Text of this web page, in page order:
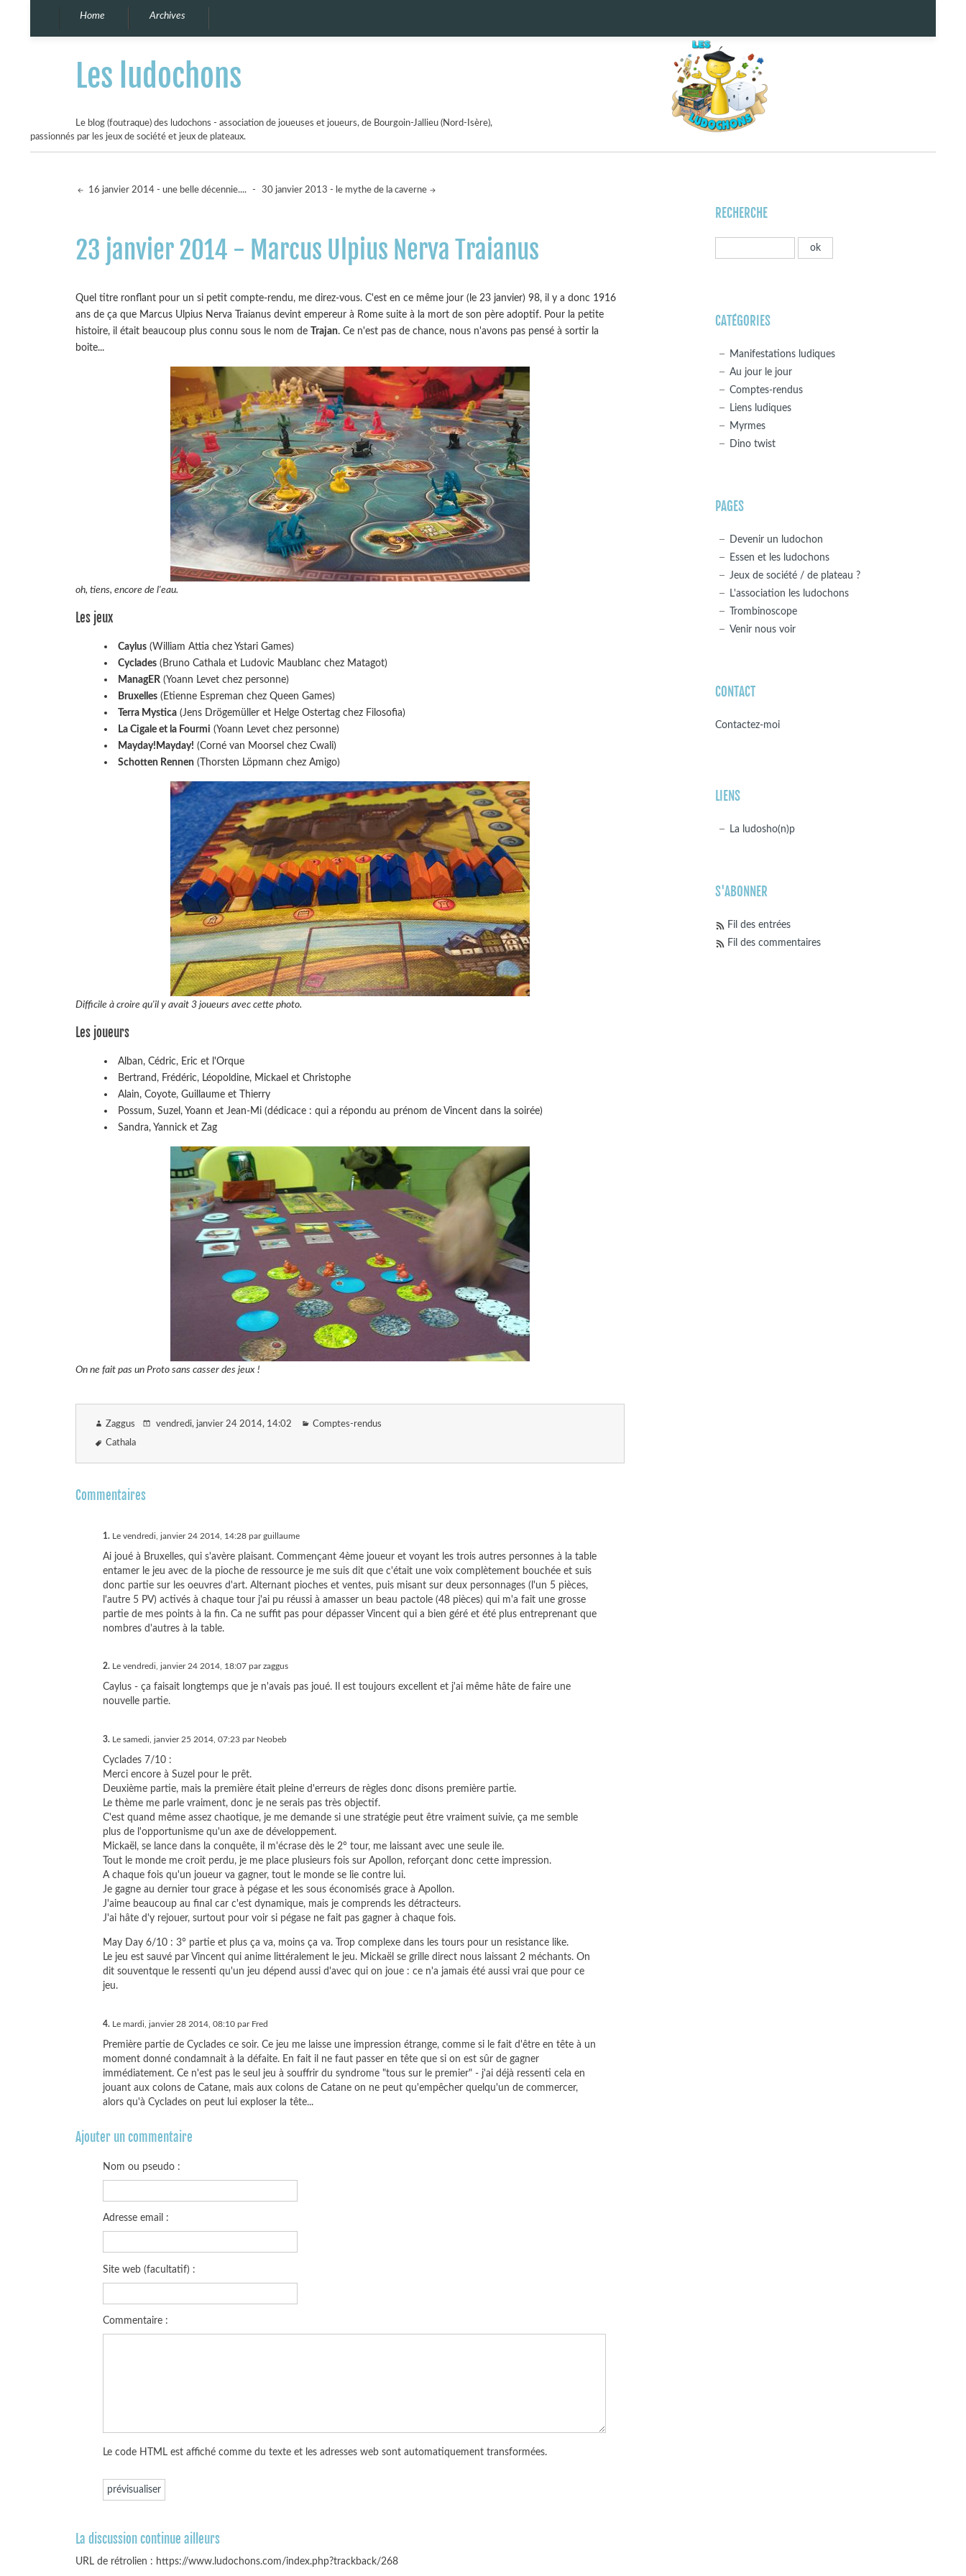
Home Archives
Les ludochons
Le blog (foutraque) des ludochons - association de joueuses et joueurs, de Bourgoin-Jallieu (Nord-Isère),
passionnés par les jeux de société et jeux de plateaux.
16 janvier 2014 - une belle décennie.... - 30 janvier 2013 - le mythe de la caverne
23 janvier 2014 - Marcus Ulpius Nerva Traianus
Quel titre ronflant pour un si petit compte-rendu, me direz-vous. C'est en ce même jour (le 23 janvier) 98, il y a donc 1916
ans de ça que Marcus Ulpius Nerva Traianus devint empereur à Rome suite à la mort de son père adoptif. Pour la petite
histoire, il était beaucoup plus connu sous le nom de Trajan. Ce n'est pas de chance, nous n'avons pas pensé à sortir la
boite...
oh, tiens, encore de l'eau.
Les jeux
Caylus (William Attia chez Ystari Games)
Cyclades (Bruno Cathala et Ludovic Maublanc chez Matagot)
ManagER (Yoann Levet chez personne)
Bruxelles (Etienne Espreman chez Queen Games)
Terra Mystica (Jens Drögemüller et Helge Ostertag chez Filosofia)
La Cigale et la Fourmi (Yoann Levet chez personne)
Mayday!Mayday! (Corné van Moorsel chez Cwali)
Schotten Rennen (Thorsten Löpmann chez Amigo)
Difficile à croire qu'il y avait 3 joueurs avec cette photo.
Les joueurs
Alban, Cédric, Eric et l'Orque
Bertrand, Frédéric, Léopoldine, Mickael et Christophe
Alain, Coyote, Guillaume et Thierry
Possum, Suzel, Yoann et Jean-Mi (dédicace : qui a répondu au prénom de Vincent dans la soirée)
Sandra, Yannick et Zag
On ne fait pas un Proto sans casser des jeux !
Zaggus vendredi, janvier 24 2014, 14:02 Comptes-rendus
Cathala
Commentaires
1. Le vendredi, janvier 24 2014, 14:28 par guillaume
Ai joué à Bruxelles, qui s'avère plaisant. Commençant 4ème joueur et voyant les trois autres personnes à la table
entamer le jeu avec de la pioche de ressource je me suis dit que c'était une voix complètement bouchée et suis
donc partie sur les oeuvres d'art. Alternant pioches et ventes, puis misant sur deux personnages (l'un 5 pièces,
l'autre 5 PV) activés à chaque tour j'ai pu réussi à amasser un beau pactole (48 pièces) qui m'a fait une grosse
partie de mes points à la fin. Ca ne suffit pas pour dépasser Vincent qui a bien géré et été plus entreprenant que
nombres d'autres à la table.
2. Le vendredi, janvier 24 2014, 18:07 par zaggus
Caylus - ça faisait longtemps que je n'avais pas joué. Il est toujours excellent et j'ai même hâte de faire une
nouvelle partie.
3. Le samedi, janvier 25 2014, 07:23 par Neobeb
Cyclades 7/10 :
Merci encore à Suzel pour le prêt.
Deuxième partie, mais la première était pleine d'erreurs de règles donc disons première partie.
Le thème me parle vraiment, donc je ne serais pas très objectif.
C'est quand même assez chaotique, je me demande si une stratégie peut être vraiment suivie, ça me semble
plus de l'opportunisme qu'un axe de développement.
Mickaël, se lance dans la conquête, il m'écrase dès le 2° tour, me laissant avec une seule ile.
Tout le monde me croit perdu, je me place plusieurs fois sur Apollon, reforçant donc cette impression.
A chaque fois qu'un joueur va gagner, tout le monde se lie contre lui.
Je gagne au dernier tour grace à pégase et les sous économisés grace à Apollon.
J'aime beaucoup au final car c'est dynamique, mais je comprends les détracteurs.
J'ai hâte d'y rejouer, surtout pour voir si pégase ne fait pas gagner à chaque fois.
May Day 6/10 : 3° partie et plus ça va, moins ça va. Trop complexe dans les tours pour un resistance like.
Le jeu est sauvé par Vincent qui anime littéralement le jeu. Mickaël se grille direct nous laissant 2 méchants. On
dit souventque le ressenti qu'un jeu dépend aussi d'avec qui on joue : ce n'a jamais été aussi vrai que pour ce
jeu.
4. Le mardi, janvier 28 2014, 08:10 par Fred
Première partie de Cyclades ce soir. Ce jeu me laisse une impression étrange, comme si le fait d'être en tête à un
moment donné condamnait à la défaite. En fait il ne faut passer en tête que si on est sûr de gagner
immédiatement. Ce n'est pas le seul jeu à souffrir du syndrome "tous sur le premier" - j'ai déjà ressenti cela en
jouant aux colons de Catane, mais aux colons de Catane on ne peut qu'empêcher quelqu'un de commercer,
alors qu'à Cyclades on peut lui exploser la tête...
Ajouter un commentaire
Nom ou pseudo :
Adresse email :
Site web (facultatif) :
Commentaire :
Le code HTML est affiché comme du texte et les adresses web sont automatiquement transformées.
La discussion continue ailleurs
URL de rétrolien : https://www.ludochons.com/index.php?trackback/268
RECHERCHE
CATÉGORIES
Manifestations ludiques
Au jour le jour
Comptes-rendus
Liens ludiques
Myrmes
Dino twist
PAGES
Devenir un ludochon
Essen et les ludochons
Jeux de société / de plateau ?
L'association les ludochons
Trombinoscope
Venir nous voir
CONTACT
Contactez-moi
LIENS
La ludosho(n)p
S'ABONNER
Fil des entrées
Fil des commentaires